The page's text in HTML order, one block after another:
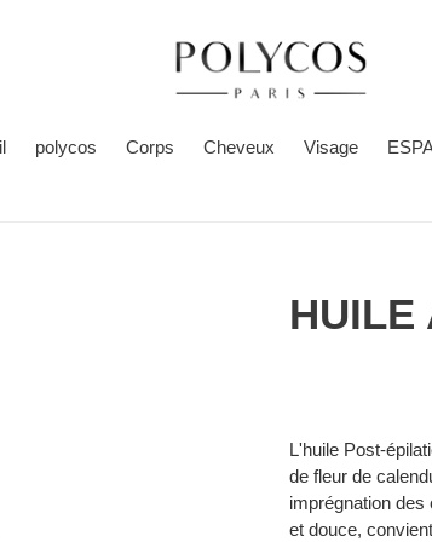
polycos Corps Cheveux Visage
HUILE
d'un
produit
à
votre
L'huile Post-
de fleur de
imprégnation des
et douce,